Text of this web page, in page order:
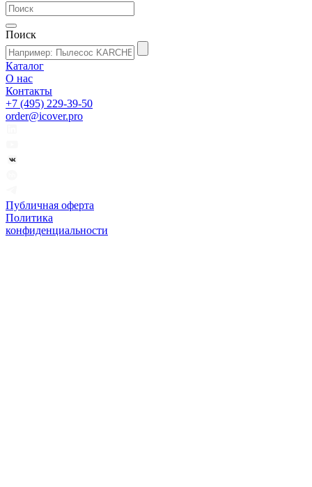
Поиск
Каталог
О нас
Контакты
+7 (495) 229-39-50
order@icover.pro
Публичная оферта
Политика
конфиденциальности